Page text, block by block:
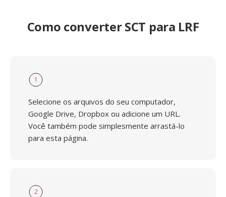
Como converter SCT para LRF
1
Selecione os arquivos do seu computador,
Google Drive, Dropbox ou adicione um URL.
Você também pode simplesmente arrastá-lo
para esta página.
2